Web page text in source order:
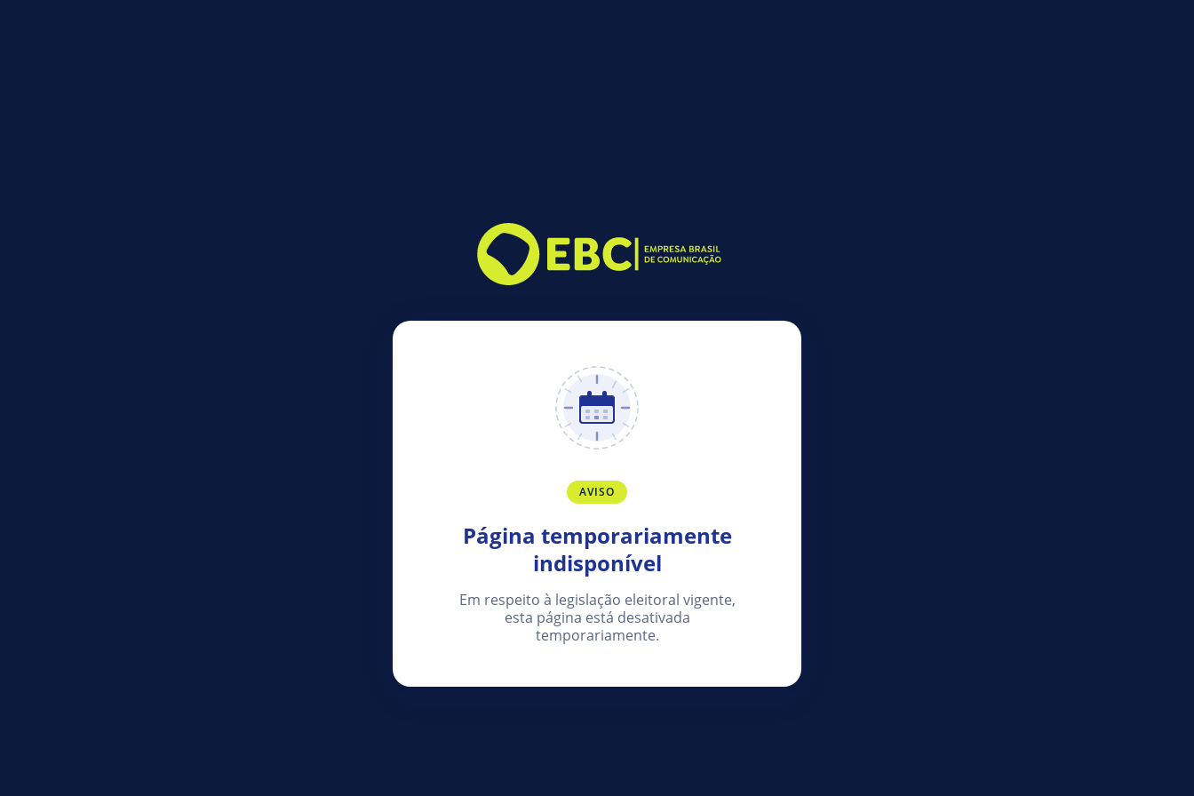
AVISO
Página temporariamente
indisponível
Em respeito à legislação eleitoral vigente,
esta página está desativada
temporariamente.